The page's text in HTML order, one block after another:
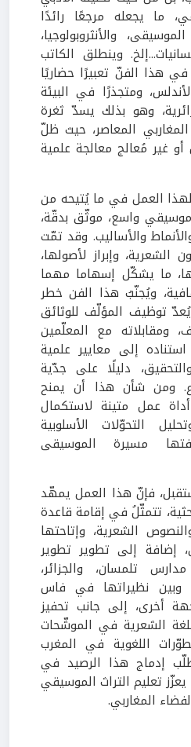
ما يجعله مرجعًا رائدًا
والأنثروبولوجيا،
...إلخ. وينطلق الكاتب
هذا الفنّ تعبيرًا حضاريًا
ومتجذرًا في البيئة
وهو بذلك يسدّ ثغرة
المعاصر، حيث ظلّ
أو غير مُعالج معالجة علمية
العمل في ما يُتيحه من
واسع، موثّق بدقّة،
والأساليب. وقد تمّت
الشعرية، وإبراز لأصولها،
ما يشكّل إسهاما مهما
ويُجنّبُ هذا الفن خطر
توظيف المؤلّف للوثائق
ومقابلاته مع المعلّمين
إلى معايير علمية
دليلًا على جدّية
ومن شأن هذا أن يمنح
عمل متينة لاستكمال
التحوّلات الأسلوبية
مسيرة الموسيقى
فإنّ هذا العمل يمهّد
تتمثّلُ في إقامة قاعدة
الشعرية، وإتاحتها
إضافة إلى تطوير تطوير
تلمسان، والجزائر،
وبين نظيراتها في فاس
أخرى، إلى جانب تحفيز
الشعرية في الموشّحات
اللغوية في المغرب
إدماج هذا الرصيد في
يعزّز تعليم التراث الموسيقي
المغاربي.